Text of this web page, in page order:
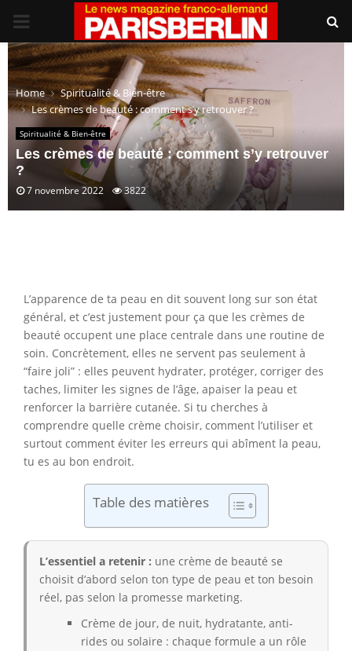
PRIMARY
MENU
Home
Spiritualité & Bien-être
Les crèmes de beauté : comment s’y retrouver ?
Spiritualité & Bien-être
Les crèmes de beauté : comment s’y retrouver
?
7 novembre 2022 3822
L’apparence de ta peau en dit souvent long sur son état
général, et c’est justement pour ça que les crèmes de
beauté occupent une place centrale dans une routine de
soin. Concrètement, elles ne servent pas seulement à
“faire joli” : elles peuvent hydrater, protéger, corriger des
taches, limiter les signes de l’âge, apaiser la peau et
renforcer la barrière cutanée. Si tu cherches à
comprendre quelle crème choisir, comment l’utiliser et
surtout comment éviter les erreurs qui abîment la peau,
tu es au bon endroit.
Table des matières
L’essentiel a retenir : une crème de beauté se
choisit d’abord selon ton type de peau et ton besoin
réel, pas selon la promesse marketing.
Crème de jour, de nuit, hydratante, anti-
rides ou solaire : chaque formule a un rôle